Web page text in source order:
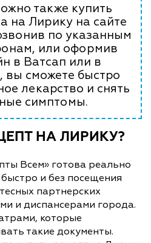
также купить
на Лирику на сайте
по указанным
или оформив
в Ватсап или в
вы сможете быстро
лекарство и снять
симптомы.
НА ЛИРИКУ?
Всем» готова реально
и без посещения
партнерских
и диспансерами города.
которые
такие документы.